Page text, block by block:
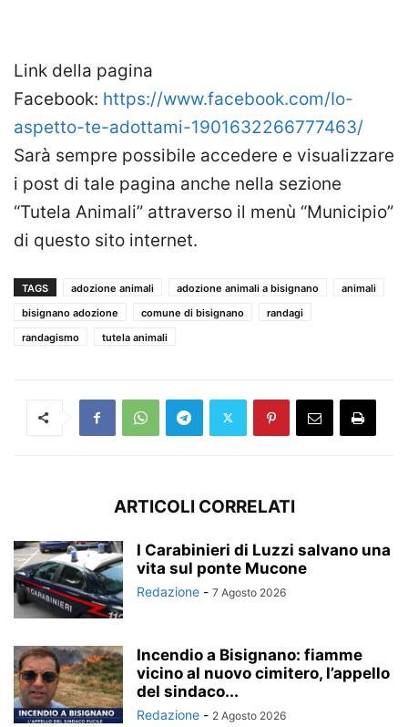
Link della pagina
Facebook: https://www.facebook.com/Io-
aspetto-te-adottami-1901632266777463/
Sarà sempre possibile accedere e visualizzare
i post di tale pagina anche nella sezione
“Tutela Animali” attraverso il menù “Municipio”
di questo sito internet.
TAGS adozione animali adozione animali a bisignano
animali
bisignano adozione
comune di bisignano
randagi
randagismo
tutela animali
ARTICOLI CORRELATI
I Carabinieri di Luzzi salvano una
vita sul ponte Mucone
Redazione - 7 Agosto 2026
Incendio a Bisignano: fiamme
vicino al nuovo cimitero, l’appello
del sindaco...
Redazione - 2 Agosto 2026